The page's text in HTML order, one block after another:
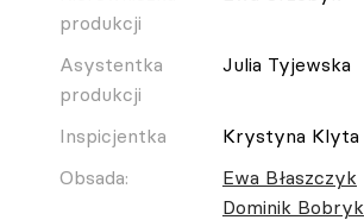
produkcji
Asystentka
produkcji
Julia Tyjewska
Inspicjentka
Krystyna Klyta
Obsada:
Ewa Błaszczyk
Dominik Bobryk